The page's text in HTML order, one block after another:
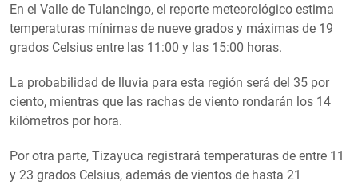
En el Valle de Tulancingo, el reporte meteorológico estima
temperaturas mínimas de nueve grados y máximas de 19
grados Celsius entre las 11:00 y las 15:00 horas.
La probabilidad de lluvia para esta región será del 35 por
ciento, mientras que las rachas de viento rondarán los 14
kilómetros por hora.
Por otra parte, Tizayuca registrará temperaturas de entre 11
y 23 grados Celsius, además de vientos de hasta 21